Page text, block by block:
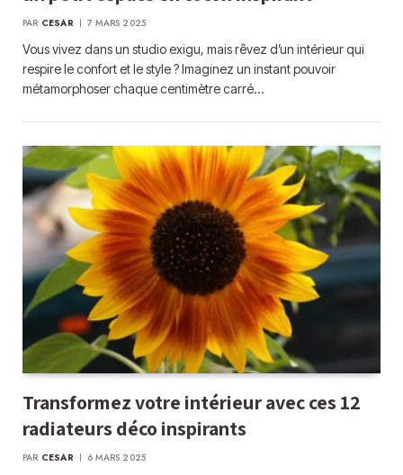
PAR CESAR 7 MARS 2025
Vous vivez dans un studio exigu, mais rêvez d’un intérieur qui
respire le confort et le style ? Imaginez un instant pouvoir
métamorphoser chaque centimètre carré…
Transformez votre intérieur avec ces 12
radiateurs déco inspirants
PAR CESAR 6 MARS 2025